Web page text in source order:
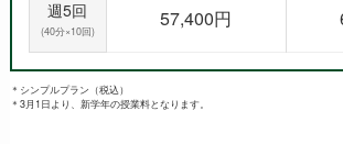
週5回
(40分×10回)
57,400円
＊シンプルプラン（税込）
＊3月1日より、新学年の授業料となります。